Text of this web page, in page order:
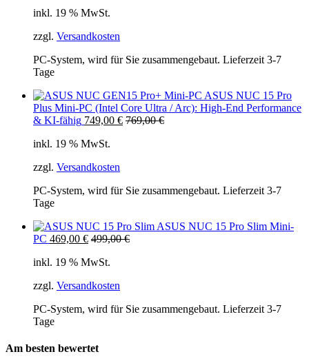
inkl. 19 % MwSt.
zzgl. Versandkosten
PC-System, wird für Sie zusammengebaut. Lieferzeit 3-7
Tage
ASUS NUC 15 Pro
Plus Mini-PC (Intel Core Ultra / Arc): High-End Performance
& KI-fähig 749,00 € 769,00€
inkl. 19 % MwSt.
zzgl. Versandkosten
PC-System, wird für Sie zusammengebaut. Lieferzeit 3-7
Tage
ASUS NUC 15 Pro Slim Mini-
PC 469,00 € 499,00€
inkl. 19 % MwSt.
zzgl. Versandkosten
PC-System, wird für Sie zusammengebaut. Lieferzeit 3-7
Tage
Am besten bewertet